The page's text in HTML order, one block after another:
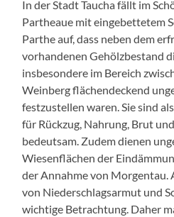
In der Stadt Taucha fällt im
Partheaue mit eingebettetem
Parthe auf, dass neben dem
vorhandenen Gehölzbestand
insbesondere im Bereich
Weinberg flächendeckend
festzustellen waren. Sie sind
für Rückzug, Nahrung, Brut
bedeutsam. Zudem dienen
Wiesenflächen der
der Annahme von Morgentau.
von Niederschlagsarmut und
wichtige Betrachtung. Daher